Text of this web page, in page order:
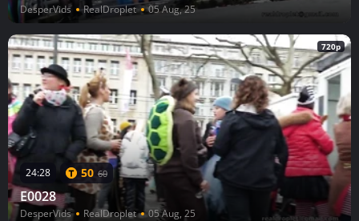
DesperVids RealDroplet 05 Aug, 25
720p
24:28 50 60
E0028
DesperVids RealDroplet 05 Aug, 25